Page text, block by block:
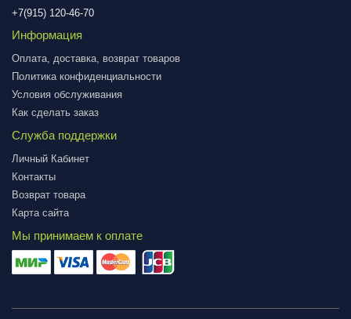
+7(915) 120-46-70
Информация
Оплата, доставка, возврат товаров
Политика конфиденциальности
Условия обслуживания
Как сделать заказ
Служба поддержки
Личный Кабинет
Контакты
Возврат товара
Карта сайта
Мы принимаем к оплате